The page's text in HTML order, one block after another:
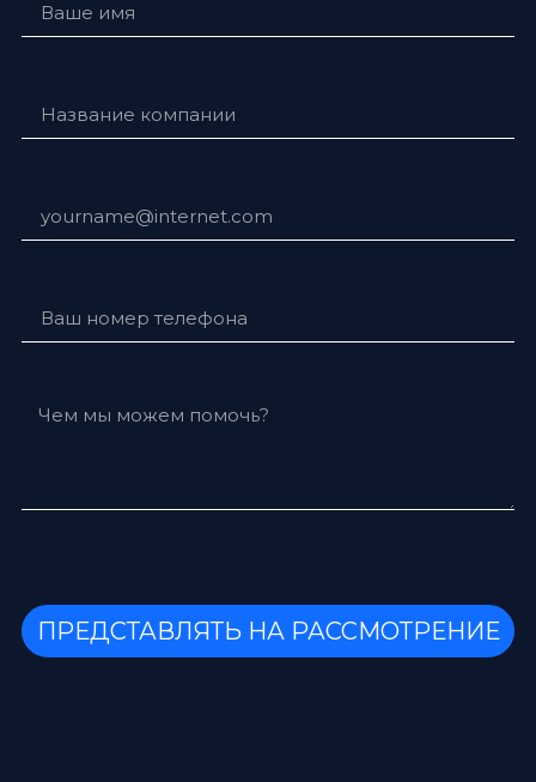
ПРЕДСТАВЛЯТЬ НА РАССМОТРЕНИЕ